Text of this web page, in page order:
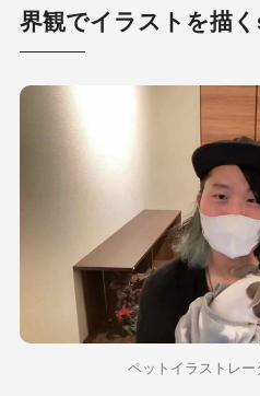
界観でイラストを描
ペットイラストレ